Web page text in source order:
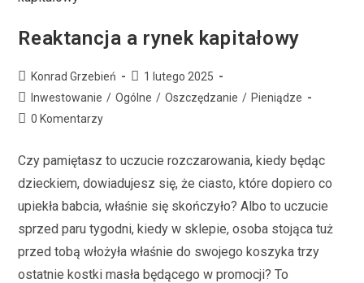
Reaktancja a rynek kapitałowy
Konrad Grzebień
1 lutego 2025
Inwestowanie / Ogólne / Oszczędzanie / Pieniądze
0 Komentarzy
Czy pamiętasz to uczucie rozczarowania, kiedy będąc
dzieckiem, dowiadujesz się, że ciasto, które dopiero co
upiekła babcia, właśnie się skończyło? Albo to uczucie
sprzed paru tygodni, kiedy w sklepie, osoba stojąca tuż
przed tobą włożyła właśnie do swojego koszyka trzy
ostatnie kostki masła będącego w promocji? To